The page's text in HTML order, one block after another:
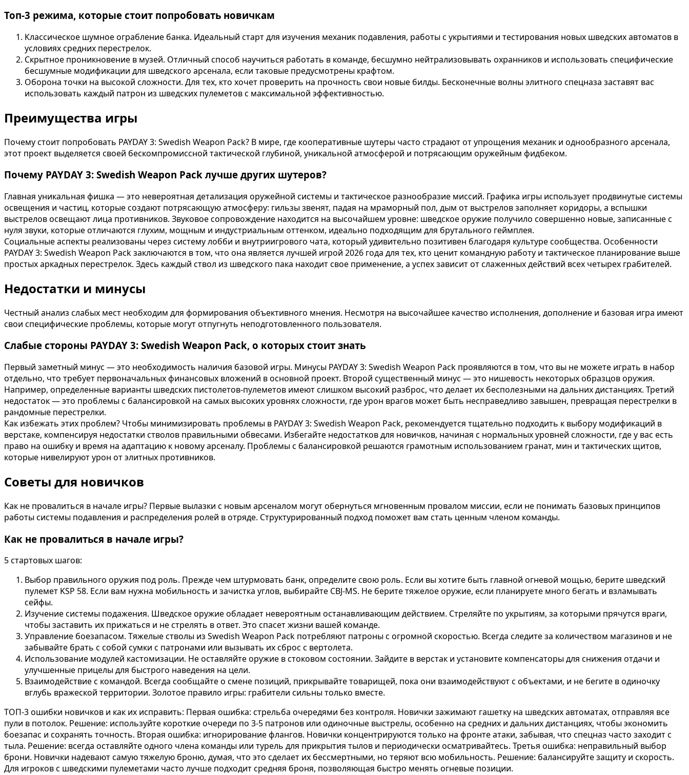
Топ-3 режима, которые стоит попробовать новичкам
Классическое шумное ограбление банка. Идеальный старт для изучения механик подавления, работы с укрытиями и тестирования новых шведских автоматов в
условиях средних перестрелок.
Скрытное проникновение в музей. Отличный способ научиться работать в команде, бесшумно нейтрализовывать охранников и использовать специфические
бесшумные модификации для шведского арсенала, если таковые предусмотрены крафтом.
Оборона точки на высокой сложности. Для тех, кто хочет проверить на прочность свои новые билды. Бесконечные волны элитного спецназа заставят вас
использовать каждый патрон из шведских пулеметов с максимальной эффективностью.
Преимущества игры
Почему стоит попробовать PAYDAY 3: Swedish Weapon Pack? В мире, где кооперативные шутеры часто страдают от упрощения механик и однообразного арсенала,
этот проект выделяется своей бескомпромиссной тактической глубиной, уникальной атмосферой и потрясающим оружейным фидбеком.
Почему PAYDAY 3: Swedish Weapon Pack лучше других шутеров?
Главная уникальная фишка — это невероятная детализация оружейной системы и тактическое разнообразие миссий. Графика игры использует продвинутые системы
освещения и частиц, которые создают потрясающую атмосферу: гильзы звенят, падая на мраморный пол, дым от выстрелов заполняет коридоры, а вспышки
выстрелов освещают лица противников. Звуковое сопровождение находится на высочайшем уровне: шведское оружие получило совершенно новые, записанные с
нуля звуки, которые отличаются глухим, мощным и индустриальным оттенком, идеально подходящим для брутального геймплея.
Социальные аспекты реализованы через систему лобби и внутриигрового чата, который удивительно позитивен благодаря культуре сообщества. Особенности
PAYDAY 3: Swedish Weapon Pack заключаются в том, что она является лучшей игрой 2026 года для тех, кто ценит командную работу и тактическое планирование выше
простых аркадных перестрелок. Здесь каждый ствол из шведского пака находит свое применение, а успех зависит от слаженных действий всех четырех грабителей.
Недостатки и минусы
Честный анализ слабых мест необходим для формирования объективного мнения. Несмотря на высочайшее качество исполнения, дополнение и базовая игра имеют
свои специфические проблемы, которые могут отпугнуть неподготовленного пользователя.
Слабые стороны PAYDAY 3: Swedish Weapon Pack, о которых стоит знать
Первый заметный минус — это необходимость наличия базовой игры. Минусы PAYDAY 3: Swedish Weapon Pack проявляются в том, что вы не можете играть в набор
отдельно, что требует первоначальных финансовых вложений в основной проект. Второй существенный минус — это нишевость некоторых образцов оружия.
Например, определенные варианты шведских пистолетов-пулеметов имеют слишком высокий разброс, что делает их бесполезными на дальних дистанциях. Третий
недостаток — это проблемы с балансировкой на самых высоких уровнях сложности, где урон врагов может быть несправедливо завышен, превращая перестрелки в
рандомные перестрелки.
Как избежать этих проблем? Чтобы минимизировать проблемы в PAYDAY 3: Swedish Weapon Pack, рекомендуется тщательно подходить к выбору модификаций в
верстаке, компенсируя недостатки стволов правильными обвесами. Избегайте недостатков для новичков, начиная с нормальных уровней сложности, где у вас есть
право на ошибку и время на адаптацию к новому арсеналу. Проблемы с балансировкой решаются грамотным использованием гранат, мин и тактических щитов,
которые нивелируют урон от элитных противников.
Советы для новичков
Как не провалиться в начале игры? Первые вылазки с новым арсеналом могут обернуться мгновенным провалом миссии, если не понимать базовых принципов
работы системы подавления и распределения ролей в отряде. Структурированный подход поможет вам стать ценным членом команды.
Как не провалиться в начале игры?
5 стартовых шагов:
Выбор правильного оружия под роль. Прежде чем штурмовать банк, определите свою роль. Если вы хотите быть главной огневой мощью, берите шведский
пулемет KSP 58. Если вам нужна мобильность и зачистка углов, выбирайте CBJ-MS. Не берите тяжелое оружие, если планируете много бегать и взламывать
сейфы.
Изучение системы подажения. Шведское оружие обладает невероятным останавливающим действием. Стреляйте по укрытиям, за которыми прячутся враги,
чтобы заставить их прижаться и не стрелять в ответ. Это спасет жизни вашей команде.
Управление боезапасом. Тяжелые стволы из Swedish Weapon Pack потребляют патроны с огромной скоростью. Всегда следите за количеством магазинов и не
забывайте брать с собой сумки с патронами или вызывать их сброс с вертолета.
Использование модулей кастомизации. Не оставляйте оружие в стоковом состоянии. Зайдите в верстак и установите компенсаторы для снижения отдачи и
улучшенные прицелы для быстрого наведения на цели.
Взаимодействие с командой. Всегда сообщайте о смене позиций, прикрывайте товарищей, пока они взаимодействуют с объектами, и не бегите в одиночку
вглубь вражеской территории. Золотое правило игры: грабители сильны только вместе.
ТОП-3 ошибки новичков и как их исправить: Первая ошибка: стрельба очередями без контроля. Новички зажимают гашетку на шведских автоматах, отправляя все
пули в потолок. Решение: используйте короткие очереди по 3-5 патронов или одиночные выстрелы, особенно на средних и дальних дистанциях, чтобы экономить
боезапас и сохранять точность. Вторая ошибка: игнорирование флангов. Новички концентрируются только на фронте атаки, забывая, что спецназ часто заходит с
тыла. Решение: всегда оставляйте одного члена команды или турель для прикрытия тылов и периодически осматривайтесь. Третья ошибка: неправильный выбор
брони. Новички надевают самую тяжелую броню, думая, что это сделает их бессмертными, но теряют всю мобильность. Решение: балансируйте защиту и скорость.
Для игроков с шведскими пулеметами часто лучше подходит средняя броня, позволяющая быстро менять огневые позиции.